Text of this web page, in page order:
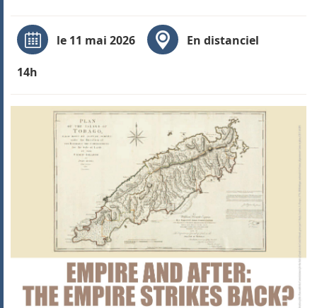
le 11 mai 2026
14h
En distanciel